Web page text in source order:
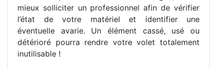
mieux solliciter un professionnel afin de vérifier
l’état de votre matériel et identifier une
éventuelle avarie. Un élément cassé, usé ou
détérioré pourra rendre votre volet totalement
inutilisable !